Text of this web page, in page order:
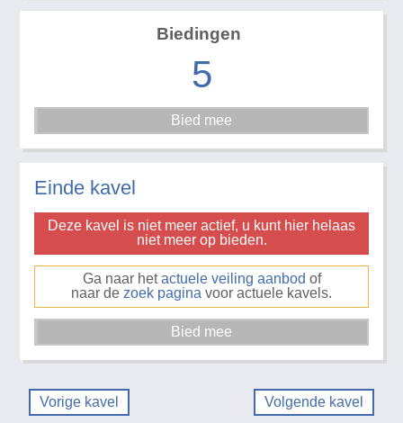
Biedingen
5
Einde kavel
Deze kavel is niet meer actief, u kunt hier helaas
niet meer op bieden.
Ga naar hetactuele veiling aanbod of
naar de zoek pagina voor actuele kavels.
Vorige kavel Volgende kavel